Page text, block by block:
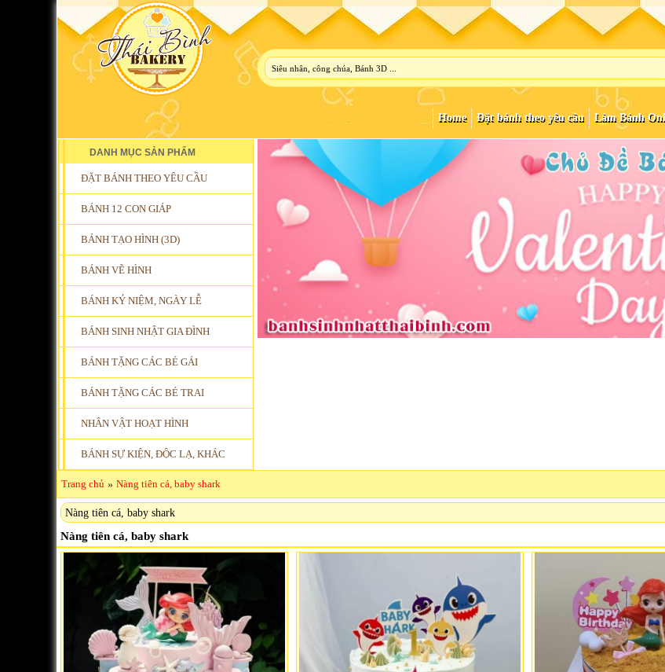
Home Đặt bánh theo yêu cầu Làm Bánh
DANH MỤC SẢN PHẨM
ĐẶT BÁNH THEO YÊU CẦU
BÁNH 12 CON GIÁP
BÁNH TẠO HÌNH (3D)
BÁNH VẼ HÌNH
BÁNH KỶ NIỆM, NGÀY LỄ
BÁNH SINH NHẬT GIA ĐÌNH
BÁNH TẶNG CÁC BÉ GÁI
BÁNH TẶNG CÁC BÉ TRAI
NHÂN VẬT HOẠT HÌNH
BÁNH SỰ KIỆN, ĐỘC LẠ, KHÁC
Trang chủ » Nàng tiên cá, baby shark
Nàng tiên cá, baby shark
Nàng tiên cá, baby shark